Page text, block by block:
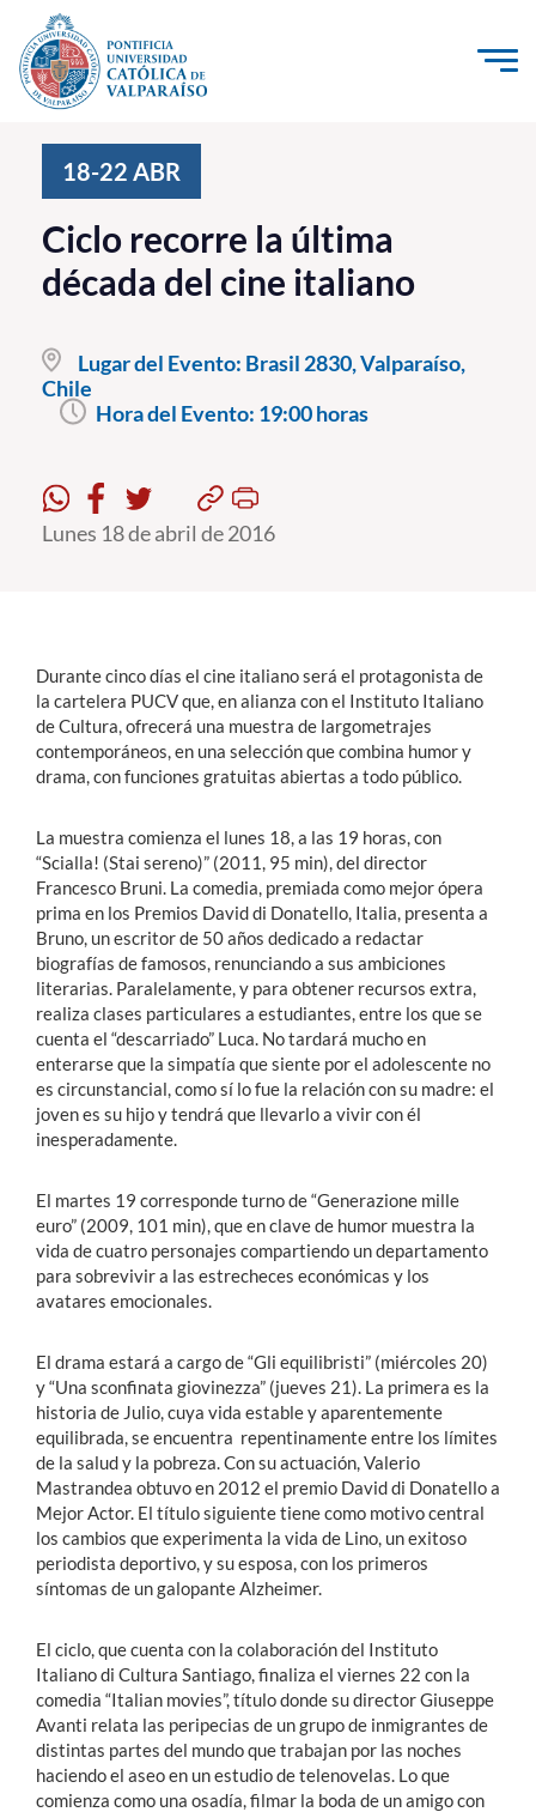
Click acá para ir directamente al contenido
Investigación, Creación e Innovación
PUCV Internacional
Vinculación con el Medio
Admisión
Pregrado
Formación Continua
Funcionarios
Alumni
English
18-22 ABR
Ciclo recorre la última
década del cine italiano
Lugar del Evento: Brasil 2830, Valparaíso,
Chile
Hora del Evento: 19:00 horas
Lunes 18 de abril de 2016
Durante cinco días el cine italiano será el protagonista de
la cartelera PUCV que, en alianza con el Instituto Italiano
de Cultura, ofrecerá una muestra de largometrajes
contemporáneos, en una selección que combina humor y
drama, con funciones gratuitas abiertas a todo público.
La muestra comienza el lunes 18, a las 19 horas, con
“Scialla! (Stai sereno)” (2011, 95 min), del director
Francesco Bruni. La comedia, premiada como mejor ópera
prima en los Premios David di Donatello, Italia, presenta a
Bruno, un escritor de 50 años dedicado a redactar
biografías de famosos, renunciando a sus ambiciones
literarias. Paralelamente, y para obtener recursos extra,
realiza clases particulares a estudiantes, entre los que se
cuenta el “descarriado” Luca. No tardará mucho en
enterarse que la simpatía que siente por el adolescente no
es circunstancial, como sí lo fue la relación con su madre: el
joven es su hijo y tendrá que llevarlo a vivir con él
inesperadamente.
El martes 19 corresponde turno de “Generazione mille
euro” (2009, 101 min), que en clave de humor muestra la
vida de cuatro personajes compartiendo un departamento
para sobrevivir a las estrecheces económicas y los
avatares emocionales.
El drama estará a cargo de “Gli equilibristi” (miércoles 20)
y “Una sconfinata giovinezza” (jueves 21). La primera es la
historia de Julio, cuya vida estable y aparentemente
equilibrada, se encuentra repentinamente entre los límites
de la salud y la pobreza. Con su actuación, Valerio
Mastrandea obtuvo en 2012 el premio David di Donatello a
Mejor Actor. El título siguiente tiene como motivo central
los cambios que experimenta la vida de Lino, un exitoso
periodista deportivo, y su esposa, con los primeros
síntomas de un galopante Alzheimer.
El ciclo, que cuenta con la colaboración del Instituto
Italiano di Cultura Santiago, finaliza el viernes 22 con la
comedia “Italian movies”, título donde su director Giuseppe
Avanti relata las peripecias de un grupo de inmigrantes de
distintas partes del mundo que trabajan por las noches
haciendo el aseo en un estudio de telenovelas. Lo que
comienza como una osadía, filmar la boda de un amigo con